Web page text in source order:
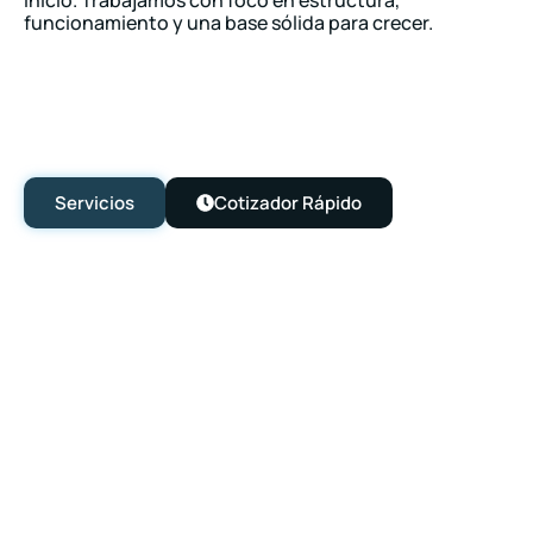
funcionamiento y una base sólida para crecer.
Servicios Cotizador Rápido